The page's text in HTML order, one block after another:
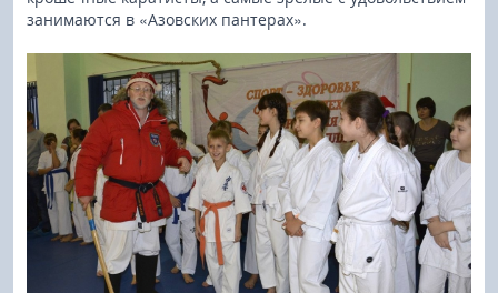
занимаются в «Азовских пантерах».